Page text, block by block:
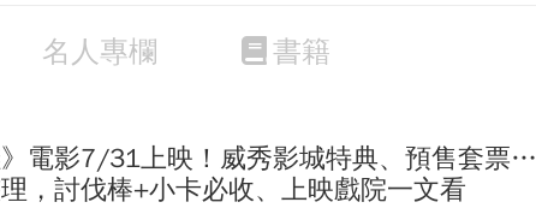
名人專欄 書籍
》電影7/31上映！威秀影城特典、預售套票…
，討伐棒+小卡必收、上映戲院一文看